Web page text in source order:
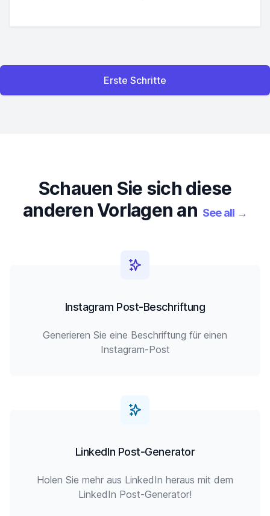
Erste Schritte
Schauen Sie sich diese
anderen Vorlagen an See all →
Instagram Post-Beschriftung
Generieren Sie eine Beschriftung für einen
Instagram-Post
LinkedIn Post-Generator
Holen Sie mehr aus LinkedIn heraus mit dem
LinkedIn Post-Generator!